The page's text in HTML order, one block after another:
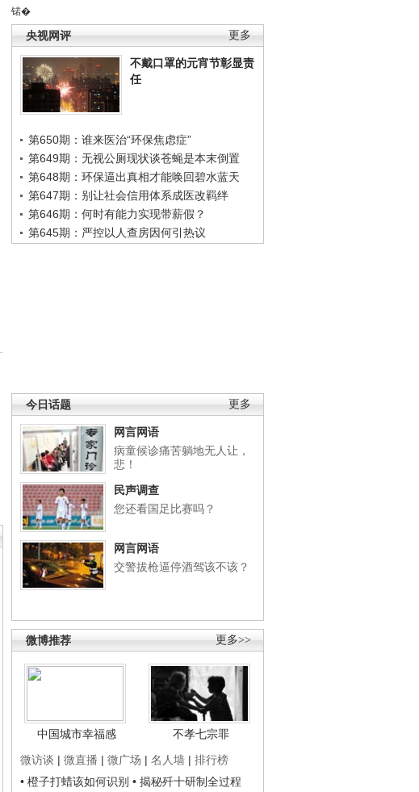
锘�
更多
央视网评
不戴口罩的元宵节彰显责
任
第650期：谁来医治“环保焦虑症”
第649期：无视公厕现状谈苍蝇是本末倒置
第648期：环保逼出真相才能唤回碧水蓝天
第647期：别让社会信用体系成医改羁绊
第646期：何时有能力实现带薪假？
第645期：严控以人查房因何引热议
更多
今日话题
网言网语
病童候诊痛苦躺地无人让，
悲！
民声调查
您还看国足比赛吗？
网言网语
交警拔枪逼停酒驾该不该？
更多>>
微博推荐
中国城市幸福感
不孝七宗罪
微访谈 | 微直播 | 微广场 | 名人墙 | 排行榜
• 橙子打蜡该如何识别 • 揭秘歼十研制全过程